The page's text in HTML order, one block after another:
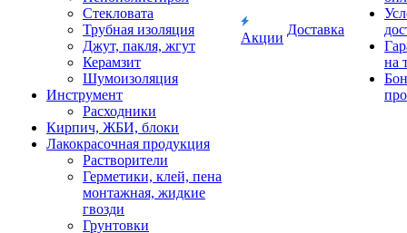
Стекловата
Трубная изоляция
Джут, пакля, жгут
Керамзит
Шумоизоляция
Инструмент
Расходники
Кирпич, ЖБИ, блоки
Лакокрасочная продукция
Растворители
Герметики, клей, пена
монтажная, жидкие
гвозди
Грунтовки
Акции
Доставка
на